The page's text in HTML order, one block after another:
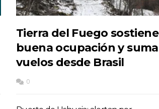
Tierra del Fuego sostiene
buena ocupación y suma
vuelos desde Brasil
0